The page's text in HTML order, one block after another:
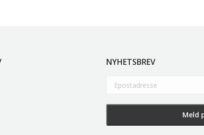
NYHETSBREV